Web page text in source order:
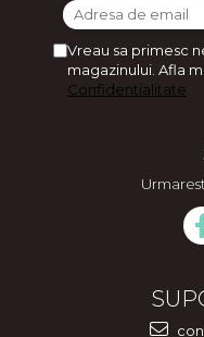
Vreau sa primesc
magazinului. Afla
Confidentialitate